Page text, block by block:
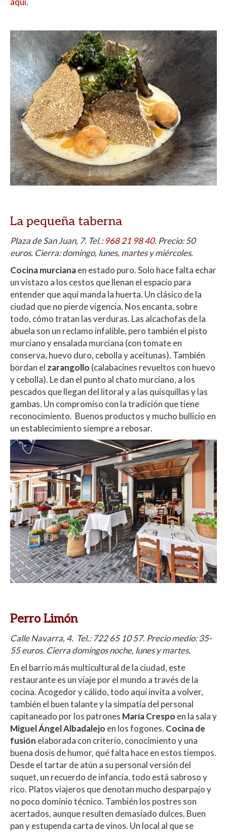
La pequeña taberna
Plaza de San Juan, 7. Tel.: 968 21 98 40. Precio: 50
euros. Cierra: domingo, lunes, martes y miércoles.
Cocina murcianaen estado puro. Solo hace falta echar
un vistazo a los cestos que llenan el espacio para
entender que aquí manda la huerta. Un clásico de la
ciudad que no pierde vigencia. Nos encanta, sobre
todo, cómo tratan las verduras. Las alcachofas de la
abuela son un reclamo infalible, pero también el pisto
murciano y ensalada murciana (con tomate en
conserva, huevo duro, cebolla y aceitunas). También
bordan el zarangollo (calabacines revueltos con huevo
y cebolla). Le dan el punto al chato murciano, a los
pescados que llegan del litoral y a las quisquillas y las
gambas. Un compromiso con la tradición que tiene
reconocimiento. Buenos productos y mucho bullicio en
un establecimiento siempre a rebosar.
Perro Limón
Calle Navarra, 4. Tel.: 722 65 10 57. Precio medio: 35-
55 euros. Cierra domingos noche, lunes y martes.
En el barrio más multicultural de la ciudad, este
restaurante es un viaje por el mundo a través de la
cocina. Acogedor y cálido, todo aquí invita a volver,
también el buen talante y la simpatía del personal
capitaneado por los patrones María Crespo en la sala y
Miguel Ángel Albadalejo en los fogones. Cocina de
fusión elaborada con criterio, conocimiento y una
buena dosis de humor, qué falta hace en estos tiempos.
Desde el tartar de atún a su personal versión del
suquet, un recuerdo de infancia, todo está sabroso y
rico. Platos viajeros que denotan mucho desparpajo y
no poco dominio técnico. También los postres son
acertados, aunque resulten demasiado dulces. Buen
pan y estupenda carta de vinos. Un local al que se